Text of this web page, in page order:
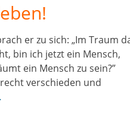
er zu sich: „Im Traum
bin ich jetzt ein Mensch,
ein Mensch zu sein?”
verschieden und